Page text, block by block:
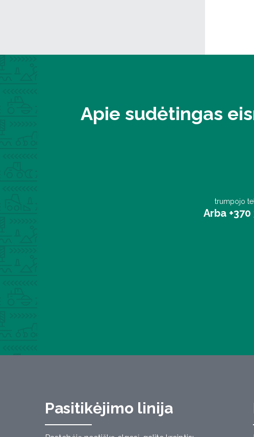
Apie sudėtingas
trumpojo
Arba +370
Pasitikėjimo linija